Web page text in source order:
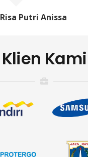
Risa Putri Anissa
Klien Kami